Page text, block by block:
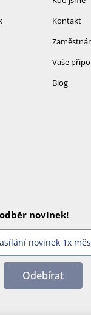
Kontakt
Vaše
Blog
novinek!
Odebírat